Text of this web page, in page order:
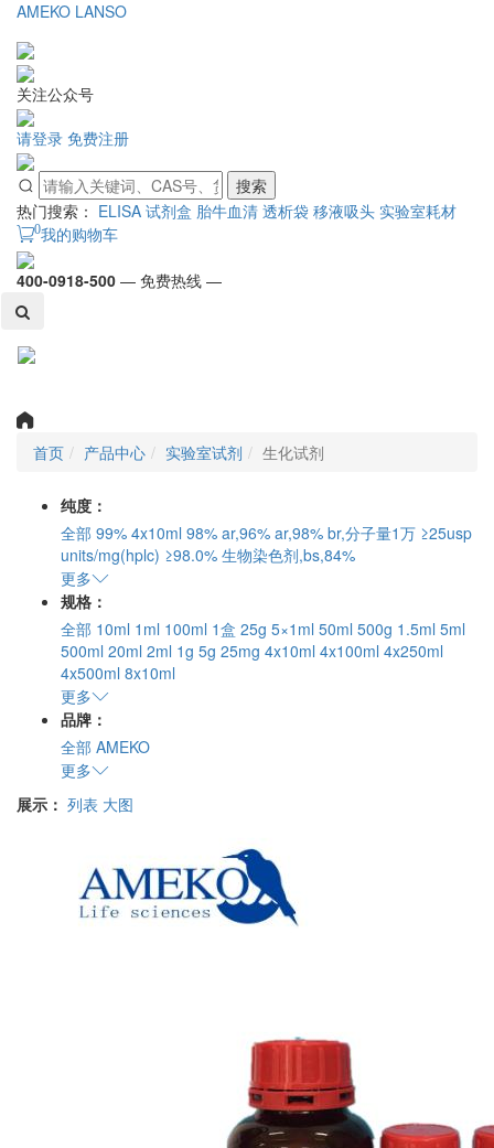
AMEKO LANSO
关注公众号
请登录 免费注册
搜索
热门搜索： ELISA 试剂盒 胎牛血清 透析袋 移液吸头 实验室耗材
0我的购物车
400-0918-500 — 免费热线 —
首页 产品中心 实验室试剂 生化试剂
纯度：
全部 99% 4x10ml 98% ar,96% ar,98% br,分子量1万 ≥25usp
units/mg(hplc) ≥98.0% 生物染色剂,bs,84%
更多
规格：
全部 10ml 1ml 100ml 1盒 25g 5×1ml 50ml 500g 1.5ml 5ml
500ml 20ml 2ml 1g 5g 25mg 4x10ml 4x100ml 4x250ml
4x500ml 8x10ml
更多
品牌：
全部 AMEKO
更多
展示： 列表 大图